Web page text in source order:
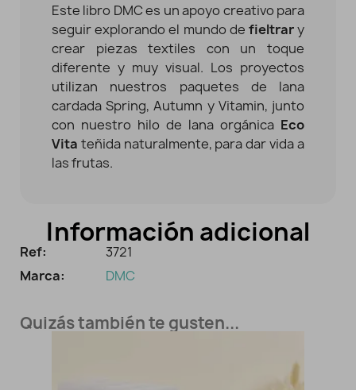
Este libro DMC es un apoyo creativo para
seguir explorando el mundo de fieltrary
crear piezas textiles con un toque
diferente y muy visual. Los proyectos
utilizan nuestros paquetes de lana
cardada Spring, Autumn y Vitamin, junto
con nuestro hilo de lana orgánica Eco
Vita teñida naturalmente, para dar vida a
las frutas.
Información adicional
Ref:
3721
Marca:
DMC
Quizás también te gusten...